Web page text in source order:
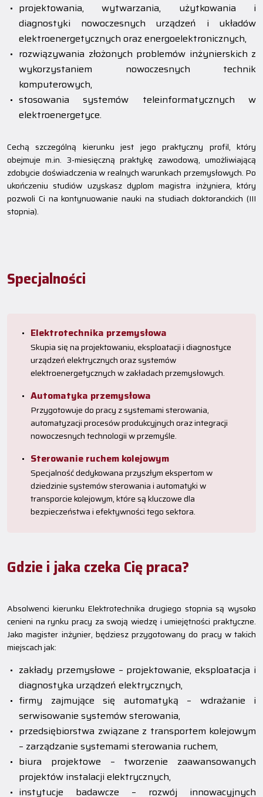
projektowania, wytwarzania, użytkowania i
diagnostyki nowoczesnych urządzeń i układów
elektroenergetycznych oraz energoelektronicznych,
rozwiązywania złożonych problemów inżynierskich z
wykorzystaniem nowoczesnych technik
komputerowych,
stosowania systemów teleinformatycznych w
elektroenergetyce.
Cechą szczególną kierunku jest jego praktyczny profil, który
obejmuje m.in. 3-miesięczną praktykę zawodową, umożliwiającą
zdobycie doświadczenia w realnych warunkach przemysłowych. Po
ukończeniu studiów uzyskasz dyplom magistra inżyniera, który
pozwoli Ci na kontynuowanie nauki na studiach doktoranckich (III
stopnia).
Specjalności
Elektrotechnika przemysłowa
Skupia się na projektowaniu, eksploatacji i diagnostyce
urządzeń elektrycznych oraz systemów
elektroenergetycznych w zakładach przemysłowych.
Automatyka przemysłowa
Przygotowuje do pracy z systemami sterowania,
automatyzacji procesów produkcyjnych oraz integracji
nowoczesnych technologii w przemyśle.
Sterowanie ruchem kolejowym
Specjalność dedykowana przyszłym ekspertom w
dziedzinie systemów sterowania i automatyki w
transporcie kolejowym, które są kluczowe dla
bezpieczeństwa i efektywności tego sektora.
Gdzie i jaka czeka Cię praca?
Absolwenci kierunku Elektrotechnika drugiego stopnia są wysoko
cenieni na rynku pracy za swoją wiedzę i umiejętności praktyczne.
Jako magister inżynier, będziesz przygotowany do pracy w takich
miejscach jak:
zakłady przemysłowe – projektowanie, eksploatacja i
diagnostyka urządzeń elektrycznych,
firmy zajmujące się automatyką – wdrażanie i
serwisowanie systemów sterowania,
przedsiębiorstwa związane z transportem kolejowym
– zarządzanie systemami sterowania ruchem,
biura projektowe – tworzenie zaawansowanych
projektów instalacji elektrycznych,
instytucje badawcze – rozwój innowacyjnych